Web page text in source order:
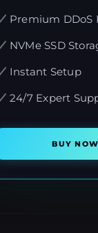
Premium DDoS
NVMe SSD
Instant Setup
24/7 Expert
BUY NOW